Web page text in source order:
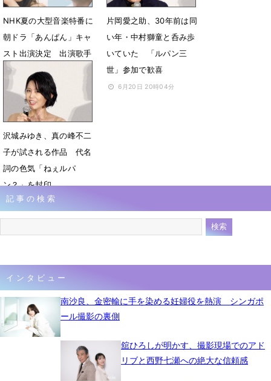
NHK夏の大型音楽特番に
朝ドラ「あんぱん」キャ
スト出演決定 出演歌手
とSPステージを披露
8月1日 13時45分
片岡愛之助、30年前は同
い年・中村獅童と呑み歩
いていた 「ルパン三
世」参加で歓喜
6月20日 20時04分
沢城みゆき、真の峰不二
子が試される作品 代名
詞の色気「ねぇルパ
ン？」を封印
6月20日 09時55分
記事の検索
インタビュー
南沙良、金密輸に手を染める妊婦役を熱演 シンガポ
ール撮影の裏側
舘ひろしが明かす、撮影現場でのアド
リブと西野七瀬への絶大な信頼感